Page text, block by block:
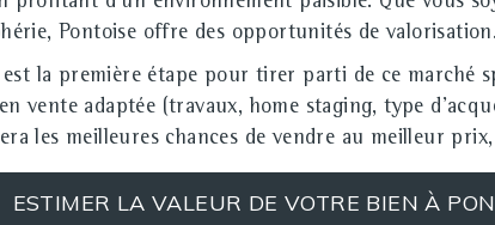
Pontoise offre des opportunités de valorisation.
la première étape pour tirer parti de ce marché
vente adaptée (travaux, home staging, type
les meilleures chances de vendre au meilleur
ESTIMER LA VALEUR DE VOTRE BIEN À